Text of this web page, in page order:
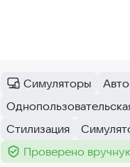
Категория:
Симуляторы
Тег:
Тег:
Тег:
Стилизация
Тег:
Тег :
Проверено